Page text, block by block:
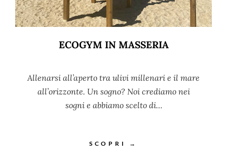
ECOGYM IN MASSERIA
Allenarsi all’aperto tra ulivi millenari e il mare
all’orizzonte. Un sogno? Noi crediamo nei
sogni e abbiamo scelto di…
SCOPRI →